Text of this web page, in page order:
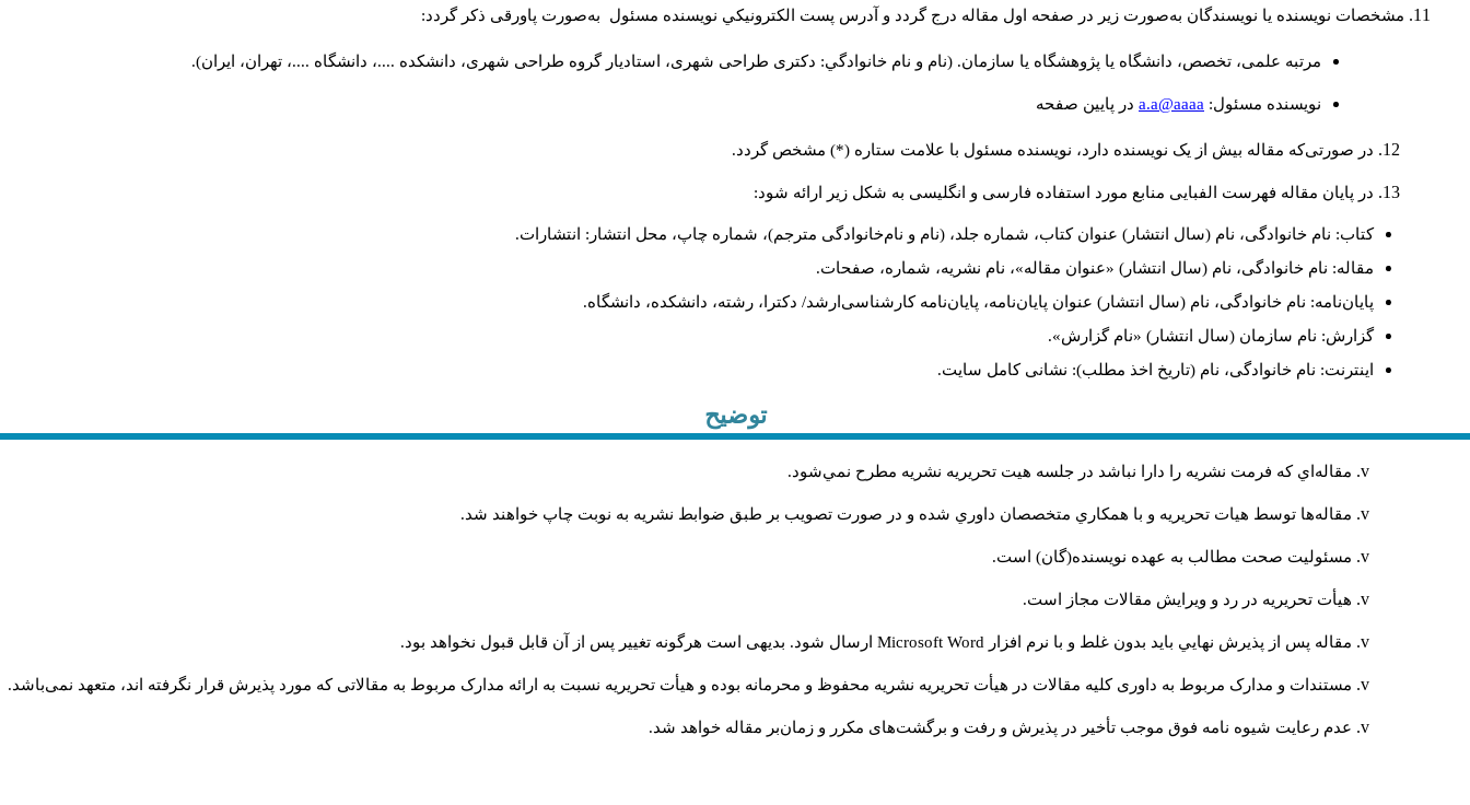
مشخصات نویسنده یا نویسندگان به‌صورت زیر در صفحه اول مقاله درج گردد و آدرس پست الكترونيكي نويسنده مسئول به‌صورت پاورقی ذکر گردد:
مرتبه علمی، تخصص، دانشگاه یا پژوهشگاه یا سازمان. (نام و نام خانوادگي: دکتری طراحی شهری، استادیار گروه طراحی شهری، دانشکده ....، دانشگاه ....، تهران، ایران).
نويسنده مسئول: a.a@aaaa در پايين صفحه
در صورتی‌که مقاله بیش از یک نویسنده دارد، نویسنده مسئول با علامت ستاره (*) مشخص گردد.
در پایان مقاله فهرست الفبایی منابع مورد استفاده فارسی و انگلیسی به شکل زیر ارائه شود:
کتاب: نام خانوادگی، نام (سال انتشار) عنوان کتاب، شماره جلد، (نام و نام‌خانوادگی مترجم)، شماره چاپ، محل انتشار: انتشارات.
مقاله: نام خانوادگی، نام (سال انتشار) «عنوان مقاله»، نام نشریه، شماره، صفحات.
پایان‌نامه: نام خانوادگی، نام (سال انتشار) عنوان پایان‌نامه، پایان‌نامه کارشناسی‌ارشد/ دکترا، رشته، دانشکده، دانشگاه.
گزارش: نام سازمان (سال انتشار) «نام گزارش».
اینترنت: نام خانوادگی، نام (تاریخ اخذ مطلب): نشانی کامل سایت.
توضیح
مقاله‌اي كه فرمت نشريه را دارا نباشد در جلسه هيت تحريريه نشريه مطرح نمي‌شود.
مقاله‌ها توسط هیات تحريريه و با همکاري متخصصان داوري شده و در صورت تصويب بر طبق ضوابط نشريه به نوبت چاپ خواهند شد.
مسئوليت صحت مطالب به عهده نويسنده(گان) است.
هيأت تحريريه در رد و ويرايش مقالات مجاز است.
مقاله پس از پذيرش نهايي باید بدون غلط و با نرم افزار Microsoft Word ارسال شود. بدیهی است هرگونه تغییر پس از آن قابل قبول نخواهد بود.
مستندات و مدارک مربوط به داوری کلیه مقالات در هیأت تحریریه نشریه محفوظ و محرمانه بوده و هیأت تحریریه نسبت به ارائه مدارک مربوط به مقالاتی که مورد پذیرش قرار نگرفته اند، متعهد نمی‌باشد.
عدم رعایت شیوه نامه فوق موجب تأخیر در پذیرش و رفت و برگشت‌‌های مکرر و زمان‌بر مقاله خواهد شد.